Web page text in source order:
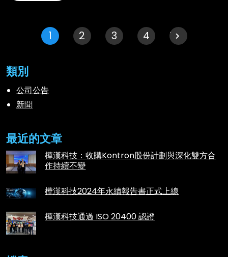
1 2 3 4
下一個 "
類別
公司公告
新聞
最近的文章
樺漢科技：收購Kontron股份計劃與深化雙方合
作持續不變
樺漢科技2024年永續報告書正式上線
樺漢科技通過 ISO 20400 認證